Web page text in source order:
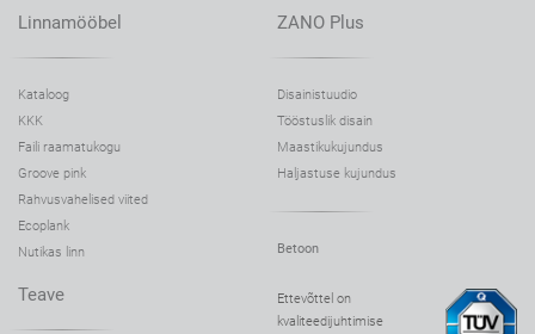
Linnamööbel
Kataloog
KKK
Faili raamatukogu
Groove pink
Rahvusvahelised viited
Ecoplank
Nutikas linn
ZANO Plus
Disainistuudio
Tööstuslik disain
Maastikukujundus
Haljastuse kujundus
Betoon
Teave
Ettevõttel on
kvaliteedijuhtimise